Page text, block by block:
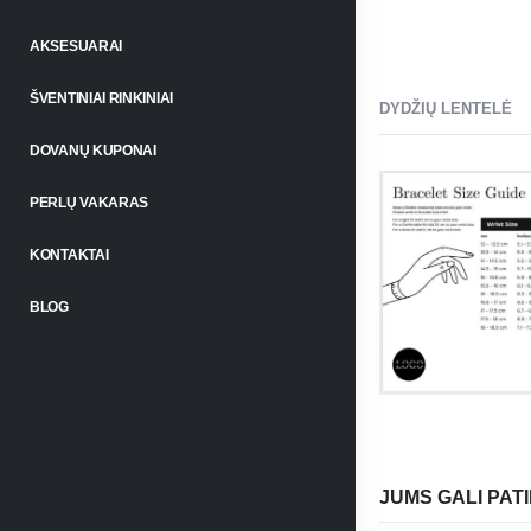
AKSESUARAI
ŠVENTINIAI RINKINIAI
DOVANŲ KUPONAI
PERLŲ VAKARAS
KONTAKTAI
BLOG
DYDŽIŲ LENTELĖ
JUMS GALI